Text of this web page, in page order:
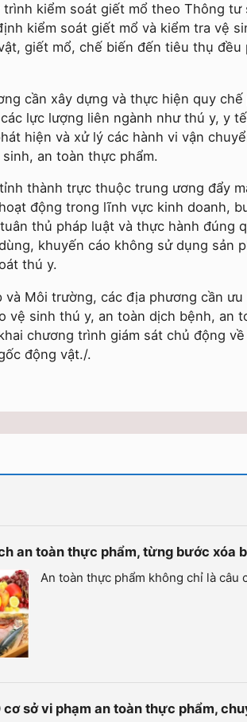
kiểm soát giết mổ theo Thông tư
kiểm soát giết mổ và kiểm tra vệ
giết mổ, chế biến đến tiêu thụ đều
cần xây dựng và thực hiện quy
lực lượng liên ngành như thú y, y
hiện và xử lý các hành vi vận
an toàn thực phẩm.
thành trực thuộc trung ương đẩy
động trong lĩnh vực kinh doanh,
thủ pháp luật và thực hành đúng
khuyến cáo không sử dụng sản
thú y.
và Môi trường, các địa phương cần
vệ sinh thú y, an toàn dịch bệnh, an
chương trình giám sát chủ động
động vật./.
an toàn thực phẩm, từng bước xóa
An toàn thực phẩm không chỉ là câu
sở vi phạm an toàn thực phẩm,